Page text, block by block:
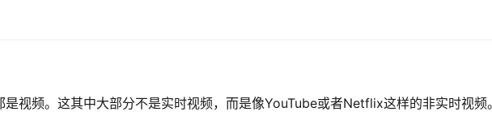
是视频。这其中大部分不是实时视频，而是像YouTube或者Netflix这样的非实时视频